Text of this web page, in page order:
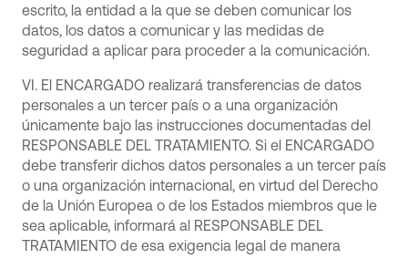
escrito, la entidad a la que se deben comunicar los
datos, los datos a comunicar y las medidas de
seguridad a aplicar para proceder a la comunicación.
VI. El ENCARGADO realizará transferencias de datos
personales a un tercer país o a una organización
únicamente bajo las instrucciones documentadas del
RESPONSABLE DEL TRATAMIENTO. Si el ENCARGADO
debe transferir dichos datos personales a un tercer país
o una organización internacional, en virtud del Derecho
de la Unión Europea o de los Estados miembros que le
sea aplicable, informará al RESPONSABLE DEL
TRATAMIENTO de esa exigencia legal de manera